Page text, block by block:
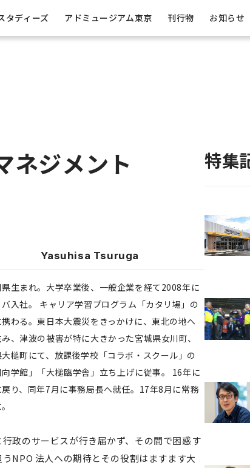
財団のあゆみ 吉田秀雄について
術賞 出版助成 事業助成 委
タディーズ
ーズ バックナンバー
アドミュージアム東京 刊行物 お知らせ
ネジメント
Yasuhisa Tsuruga
生まれ。大学卒業後、一般企業を経て2008年に
入社。 キャリア学習プログラム「カタリ場」の
わる。東日本大震災をきっかけに、東北の地へ
、津波の被害が特に大きかった宮城県女川町、
槌町にて、放課後学校「コラボ・スクール」の
向学館」「大槌臨学舎」立ち上げに従事。 16年に
り、同年7月に事務局長へ就任。17年8月に常務
政のサービスが行き届かず、その間で困惑す
NPO 法人への期待とその役割はますます大
特集